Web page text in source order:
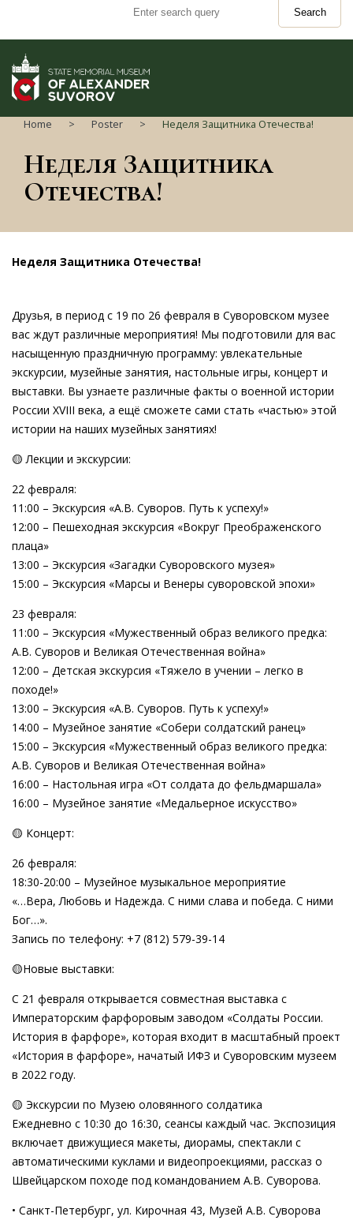
Search
Home Poster Неделя Защитника Отечества!
Неделя Защитника
Отечества!
Неделя Защитника Отечества!
Друзья, в период с 19 по 26 февраля в Суворовском музее
вас ждут различные мероприятия! Мы подготовили для вас
насыщенную праздничную программу: увлекательные
экскурсии, музейные занятия, настольные игры, концерт и
выставки. Вы узнаете различные факты о военной истории
России XVIII века, а ещё сможете сами стать «частью» этой
истории на наших музейных занятиях!
🟡 Лекции и экскурсии:
22 февраля:
11:00 – Экскурсия «А.В. Суворов. Путь к успеху!»
12:00 – Пешеходная экскурсия «Вокруг Преображенского
плаца»
13:00 – Экскурсия «Загадки Суворовского музея»
15:00 – Экскурсия «Марсы и Венеры суворовской эпохи»
23 февраля:
11:00 – Экскурсия «Мужественный образ великого предка:
А.В. Суворов и Великая Отечественная война»
12:00 – Детская экскурсия «Тяжело в учении – легко в
походе!»
13:00 – Экскурсия «А.В. Суворов. Путь к успеху!»
14:00 – Музейное занятие «Собери солдатский ранец»
15:00 – Экскурсия «Мужественный образ великого предка:
А.В. Суворов и Великая Отечественная война»
16:00 – Настольная игра «От солдата до фельдмаршала»
16:00 – Музейное занятие «Медальерное искусство»
🟡 Концерт:
26 февраля:
18:30-20:00 – Музейное музыкальное мероприятие
«…Вера, Любовь и Надежда. С ними слава и победа. С ними
Бог…».
Запись по телефону: +7 (812) 579-39-14
🟡Новые выставки:
С 21 февраля открывается совместная выставка с
Императорским фарфоровым заводом «Солдаты России.
История в фарфоре», которая входит в масштабный проект
«История в фарфоре», начатый ИФЗ и Суворовским музеем
в 2022 году.
🟡 Экскурсии по Музею оловянного солдатика
Ежедневно с 10:30 до 16:30, сеансы каждый час. Экспозиция
включает движущиеся макеты, диорамы, спектакли с
автоматическими куклами и видеопроекциями, рассказ о
Швейцарском походе под командованием А.В. Суворова.
• Санкт-Петербург, ул. Кирочная 43, Музей А.В. Суворова